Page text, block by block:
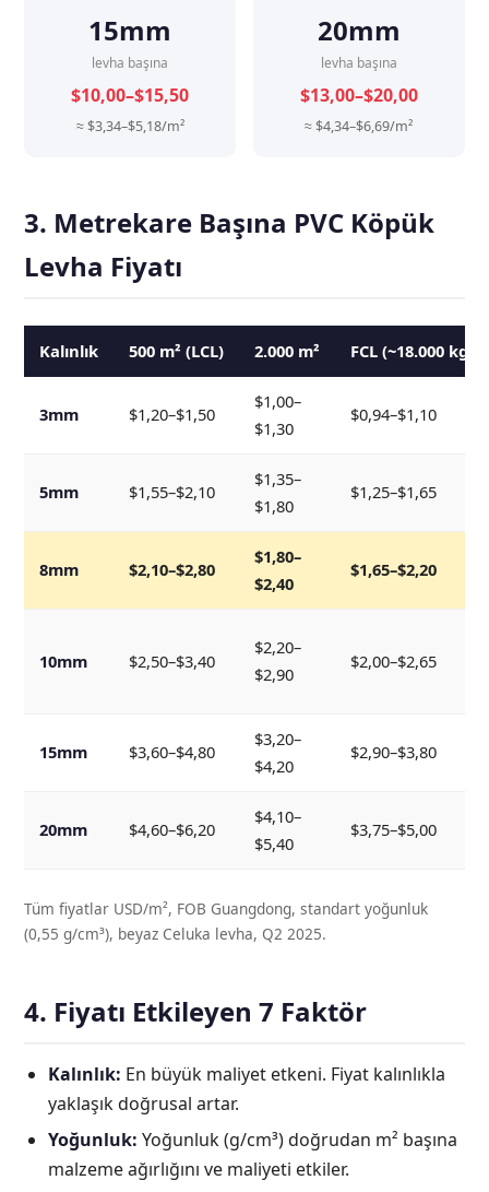
15mm
levha başına
$10,00–$15,50
≈ $3,34–$5,18/m²
20mm
levha başına
$13,00–$20,00
≈ $4,34–$6,69/m²
3. Metrekare Başına PVC Köpük
Levha Fiyatı
Kalınlık 500 m² (LCL) 2.000 m² FCL (~18.000 kg)
3mm $1,20–$1,50
$1,00–
$1,30
$0,94–$1,10
5mm $1,55–$2,10
$1,35–
$1,80
$1,25–$1,65
8mm $2,10–$2,80
$1,80–
$2,40
$1,65–$2,20
10mm $2,50–$3,40
$2,20–
$2,90
$2,00–$2,65
15mm $3,60–$4,80
$3,20–
$4,20
$2,90–$3,80
20mm $4,60–$6,20
$4,10–
$5,40
$3,75–$5,00
Tüm fiyatlar USD/m², FOB Guangdong, standart yoğunluk
(0,55 g/cm³), beyaz Celuka levha, Q2 2025.
4. Fiyatı Etkileyen 7 Faktör
Kalınlık: En büyük maliyet etkeni. Fiyat kalınlıkla
yaklaşık doğrusal artar.
Yoğunluk: Yoğunluk (g/cm³) doğrudan m² başına
malzeme ağırlığını ve maliyeti etkiler.